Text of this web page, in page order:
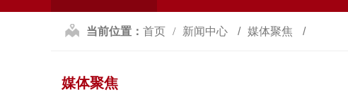
当前位置： 首页 新闻中心 媒体聚焦
媒体聚焦